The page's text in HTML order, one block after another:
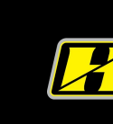
哈恩车轮